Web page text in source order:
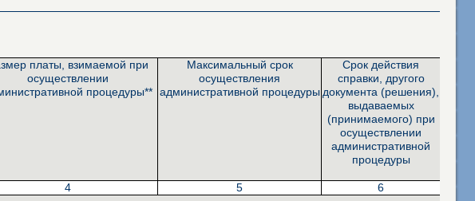
платы, взимаемой при
осуществлении
процедуры**
Максимальный срок
осуществления
административной процедуры
Срок действия
справки, другого
документа (решения),
выдаваемых
(принимаемого) при
осуществлении
административной
процедуры
4 5 6